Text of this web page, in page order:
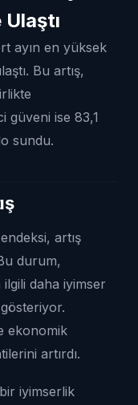
ayın en yüksek
Bu artış,
güveni ise 83,1
sundu.
artış
durum,
daha iyimser
ekonomik
artırdı.
iyimserlik